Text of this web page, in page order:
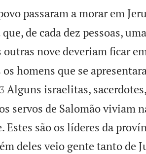
passaram a morar em
de cada dez pessoas,
outras nove deveriam ficar
os homens que se

3 Alguns israelitas,
servos de Salomão viviam
Estes são os líderes da
deles veio gente tanto de